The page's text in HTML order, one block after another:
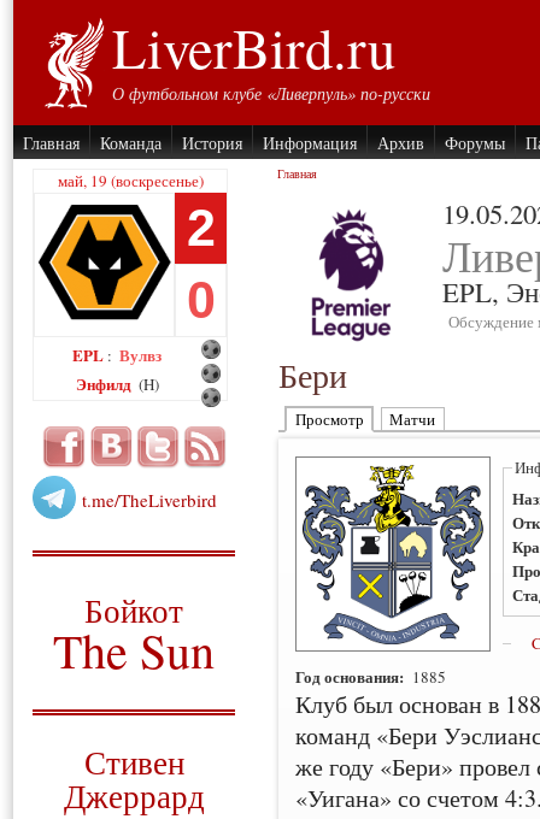
LiverBird.ru
О футбольном клубе «Ливерпуль» по-русски
Главная Команда История Информация Архив Форумы
май, 19 (воскресенье)
2
0
EPL : Вулвз
Энфилд (H)
t.me/TheLiverbird
Бойкот
The Sun
Стивен
Джеррард
Главная
EPL,
Бери
Просмотр Матчи
Год основания: 1885
Клуб был основан в
команд «Бери
же году «Бери»
«Уигана» со счетом